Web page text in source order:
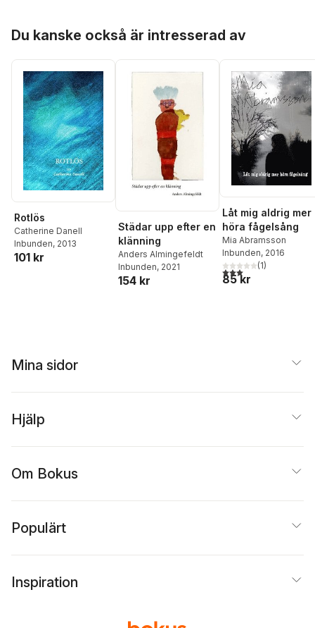
Du kanske också är intresserad av
Rotlös
Catherine Danell
Inbunden, 2013
101 kr
Städar upp efter en
klänning
Anders Almingefeldt
Inbunden, 2021
154 kr
Låt mig aldrig mer
höra fågelsång
Mia Abramsson
Inbunden, 2016
3,0utav 5 stjärnor.
(1)
85 kr
Mina sidor
Hjälp
Om Bokus
Populärt
Inspiration